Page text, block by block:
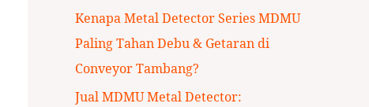
Kenapa Metal Detector Series MDMU
Paling Tahan Debu & Getaran di
Conveyor Tambang?
Jual MDMU Metal Detector: